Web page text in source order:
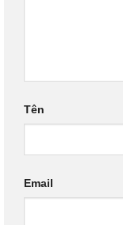
Tên
Email